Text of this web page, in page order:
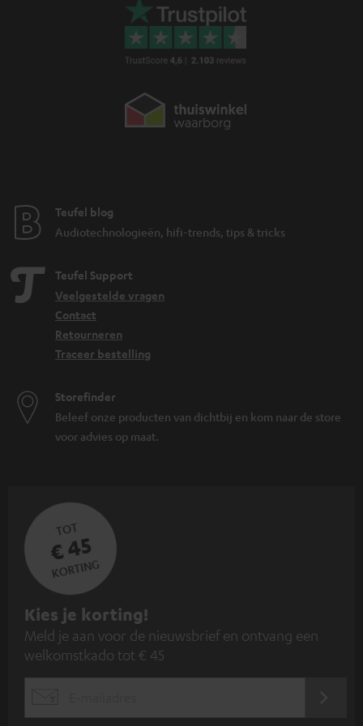
Teufel blog
Audiotechnologieën, hifi-trends, tips & tricks
Teufel Support
Veelgestelde vragen
Contact
Retourneren
Traceer bestelling
Storefinder
Beleef onze producten van dichtbij en kom naar de store
voor advies op maat.
TOT
€ 45
KORTING
A
a
n
Kies je korting!
Meld je aan voor de nieuwsbrief en ontvang een
welkomstkado tot € 45